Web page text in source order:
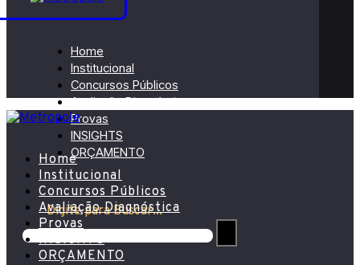
Home
Institucional
Concursos Públicos
Avaliação Diagnóstica
Provas
INSIGHTS
ORÇAMENTO
Digite para Buscar...
Home
Institucional
Concursos Públicos
Avaliação Diagnóstica
Provas
INSIGHTS
ORÇAMENTO